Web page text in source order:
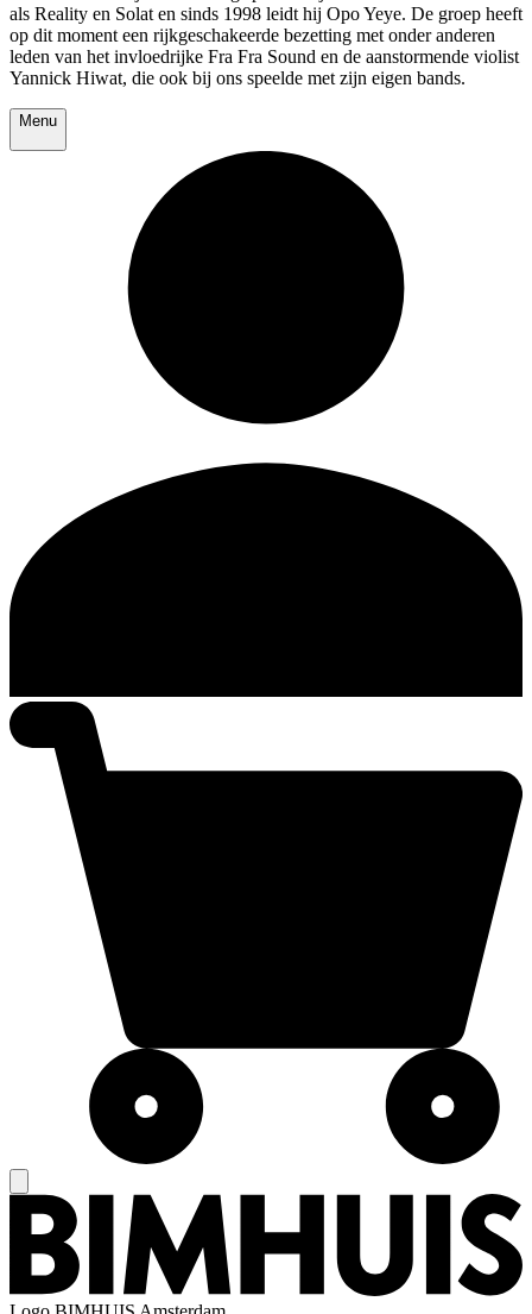
als Reality en Solat en sinds 1998 leidt hij Opo Yeye. De groep heeft
op dit moment een rijkgeschakeerde bezetting met onder anderen
leden van het invloedrijke Fra Fra Sound en de aanstormende violist
Yannick Hiwat, die ook bij ons speelde met zijn eigen bands.
Menu